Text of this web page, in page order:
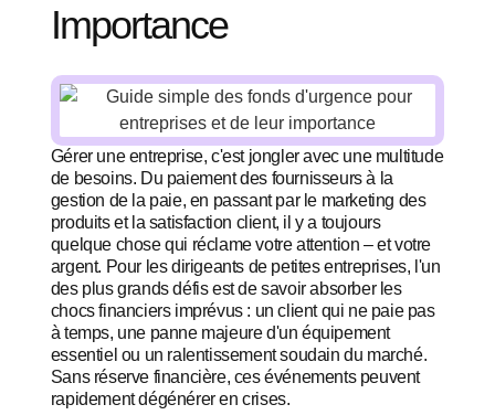
Importance
Gérer une entreprise, c'est jongler avec une multitude
de besoins. Du paiement des fournisseurs à la
gestion de la paie, en passant par le marketing des
produits et la satisfaction client, il y a toujours
quelque chose qui réclame votre attention – et votre
argent. Pour les dirigeants de petites entreprises, l'un
des plus grands défis est de savoir absorber les
chocs financiers imprévus : un client qui ne paie pas
à temps, une panne majeure d'un équipement
essentiel ou un ralentissement soudain du marché.
Sans réserve financière, ces événements peuvent
rapidement dégénérer en crises.